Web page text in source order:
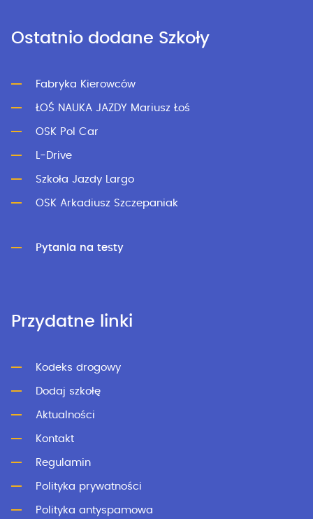
Ostatnio dodane Szkoły
Fabryka Kierowców
ŁOŚ NAUKA JAZDY Mariusz Łoś
OSK Pol Car
L-Drive
Szkoła Jazdy Largo
OSK Arkadiusz Szczepaniak
Pytania na testy
Przydatne linki
Kodeks drogowy
Dodaj szkołę
Aktualności
Kontakt
Regulamin
Polityka prywatności
Polityka antyspamowa